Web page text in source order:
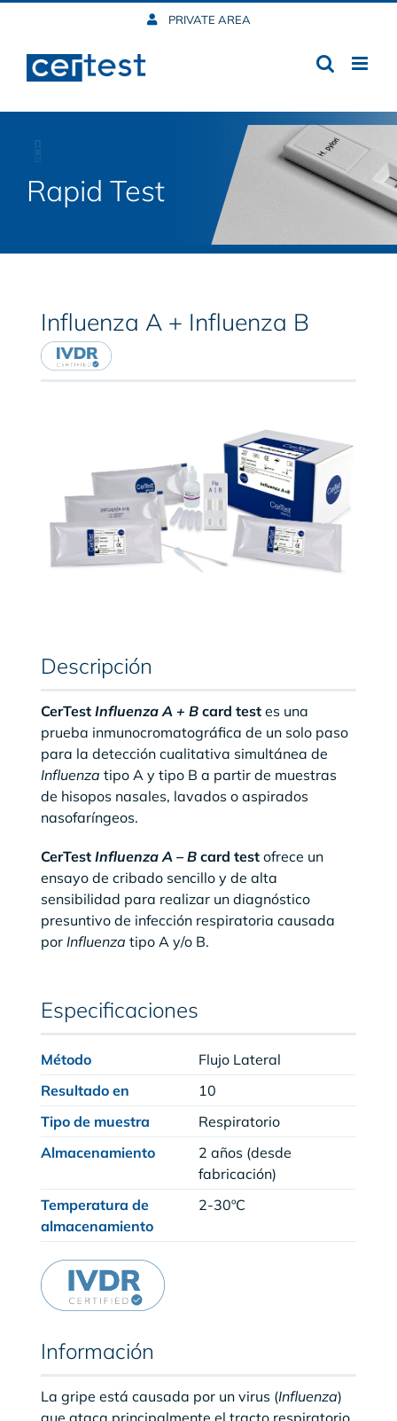
content
PRIVATE AREA
Rapid Test
Influenza A + Influenza B
Descripción
CerTest Influenza A + Bcard testes una
prueba inmunocromatográfica de un solo paso
para la detección cualitativa simultánea de
Influenza tipo A y tipo B a partir de muestras
de hisopos nasales, lavados o aspirados
nasofaríngeos.
CerTest Influenza A – Bcard testofrece un
ensayo de cribado sencillo y de alta
sensibilidad para realizar un diagnóstico
presuntivo de infección respiratoria causada
por Influenza tipo A y/o B.
Especificaciones
Método
Flujo Lateral
Resultado en
10
Tipo de muestra
Respiratorio
Almacenamiento
2 años (desde
fabricación)
Temperatura de
almacenamiento
2-30ºC
Información
La gripe está causada por un virus (Influenza)
que ataca principalmente el tracto respiratorio